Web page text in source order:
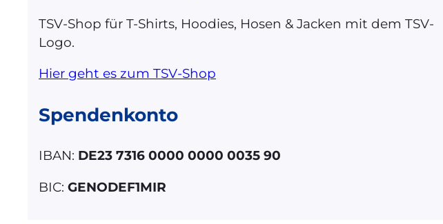
TSV-Shop für T-Shirts, Hoodies, Hosen & Jacken mit dem TSV-
Logo.
Hier geht es zum TSV-Shop
Spendenkonto
IBAN: DE23 7316 0000 0000 0035 90
BIC: GENODEF1MIR